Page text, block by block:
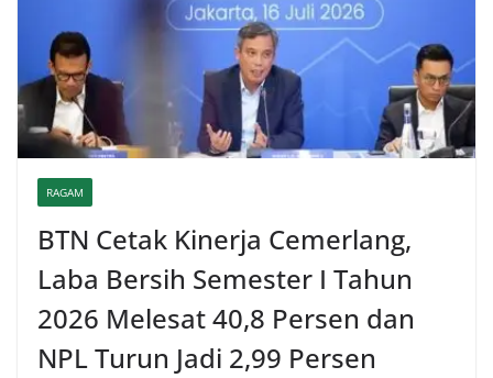
RAGAM
BTN Cetak Kinerja Cemerlang,
Laba Bersih Semester I Tahun
2026 Melesat 40,8 Persen dan
NPL Turun Jadi 2,99 Persen